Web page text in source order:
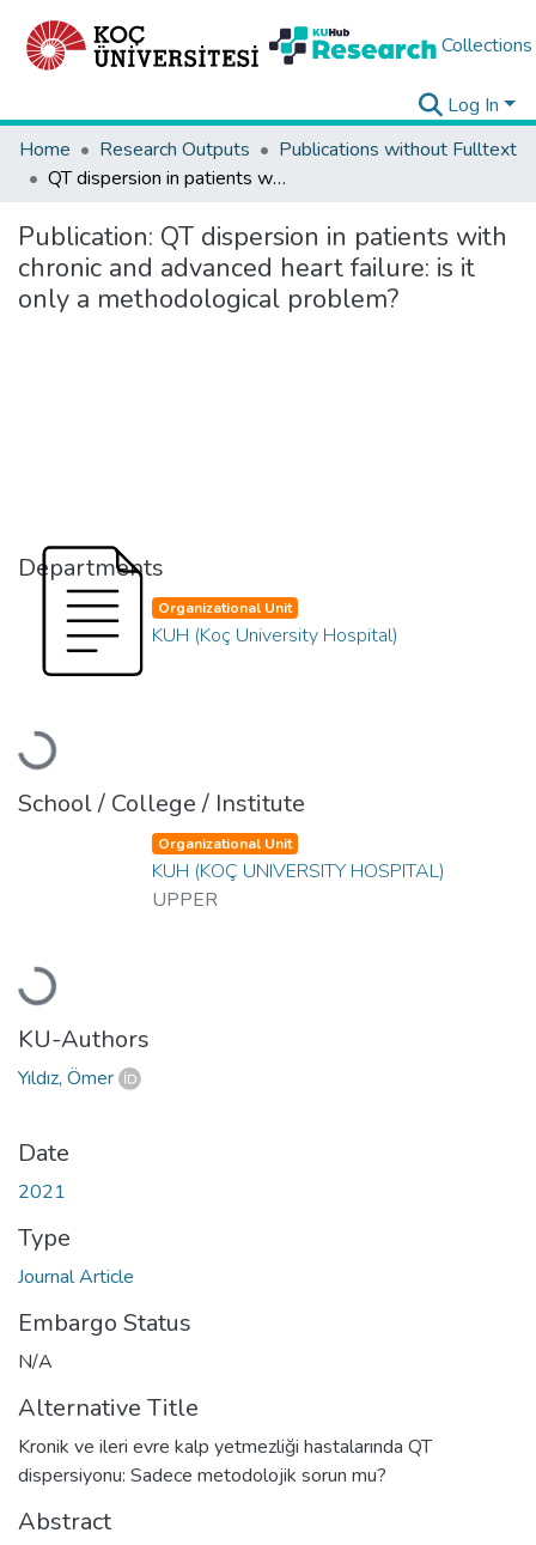
Collections
Log In
Home
Research Outputs
Publications without Fulltext
QT dispersion in patients with chronic and advanced heart failure: is it only a methodological problem?
Publication: QT dispersion in patients with
chronic and advanced heart failure: is it
only a methodological problem?
Departments
Loading...
Organizational Unit
KUH (Koç University Hospital)
School / College / Institute
Loading...
Organizational Unit
KUH (KOÇ UNIVERSITY HOSPITAL)
UPPER
KU-Authors
Yıldız, Ömer
Date
2021
Type
Journal Article
Embargo Status
N/A
Alternative Title
Kronik ve ileri evre kalp yetmezliği hastalarında QT
dispersiyonu: Sadece metodolojik sorun mu?
Abstract